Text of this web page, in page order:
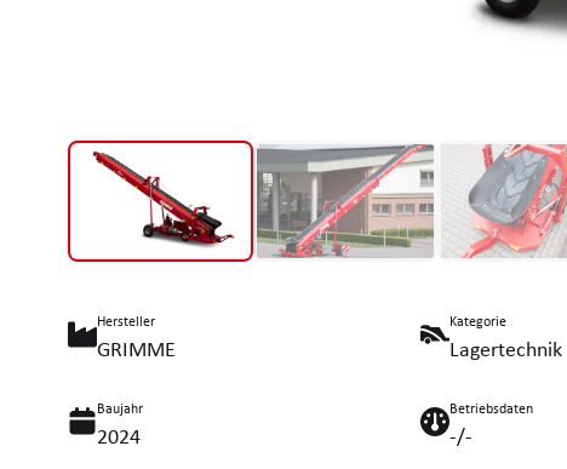
Hersteller
GRIMME
Kategorie
Lagertechnik
Baujahr
2024
Betriebsdaten
-/-